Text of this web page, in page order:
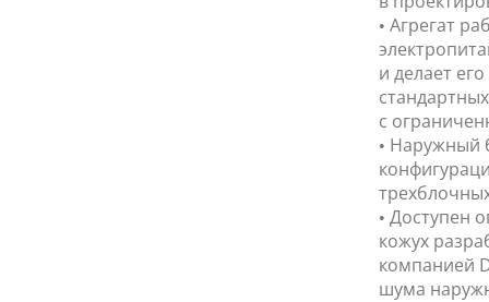
• Агрегат
и делает
с
• Наружный
• Доступен
кожух
компанией
шума